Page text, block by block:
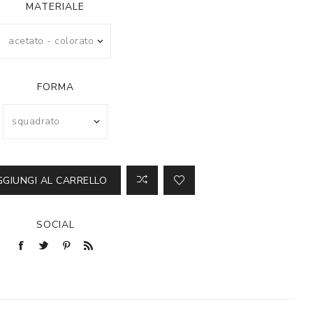
MATERIALE
FORMA
AL CARRELLO
SOCIAL